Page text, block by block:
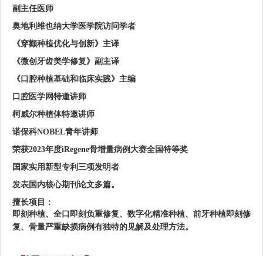
副主任医师
奥地利维也纳大学医学院访问学者
《穿颧种植优化与创新》主译
《微创牙齿美学修复》副主译
《口腔种植基础和临床实践》主编
口腔医学网特邀讲师
柯威尔种植体特邀讲师
诺保科NOBEL青年讲师
荣获2023年度iRegene骨增量病例大赛全国特等奖
国家实用新型专利三项发明者
发表国内核心期刊论文多篇。
擅长项目：
即刻种植、全口即刻负重修复、数字化精准种植、前牙种植即刻修
复、骨量严重缺损病例有独特的见解及处理方法。